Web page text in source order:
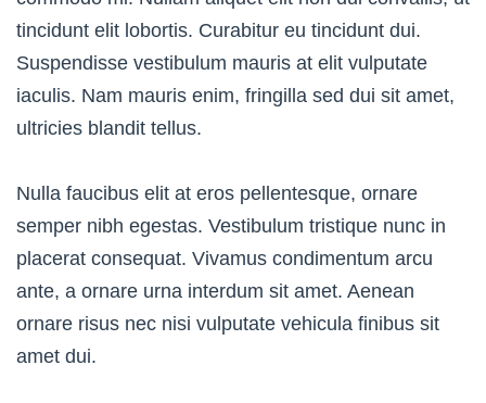
tincidunt elit lobortis. Curabitur eu tincidunt dui.
Suspendisse vestibulum mauris at elit vulputate
iaculis. Nam mauris enim, fringilla sed dui sit amet,
ultricies blandit tellus.
Nulla faucibus elit at eros pellentesque, ornare
semper nibh egestas. Vestibulum tristique nunc in
placerat consequat. Vivamus condimentum arcu
ante, a ornare urna interdum sit amet. Aenean
ornare risus nec nisi vulputate vehicula finibus sit
amet dui.